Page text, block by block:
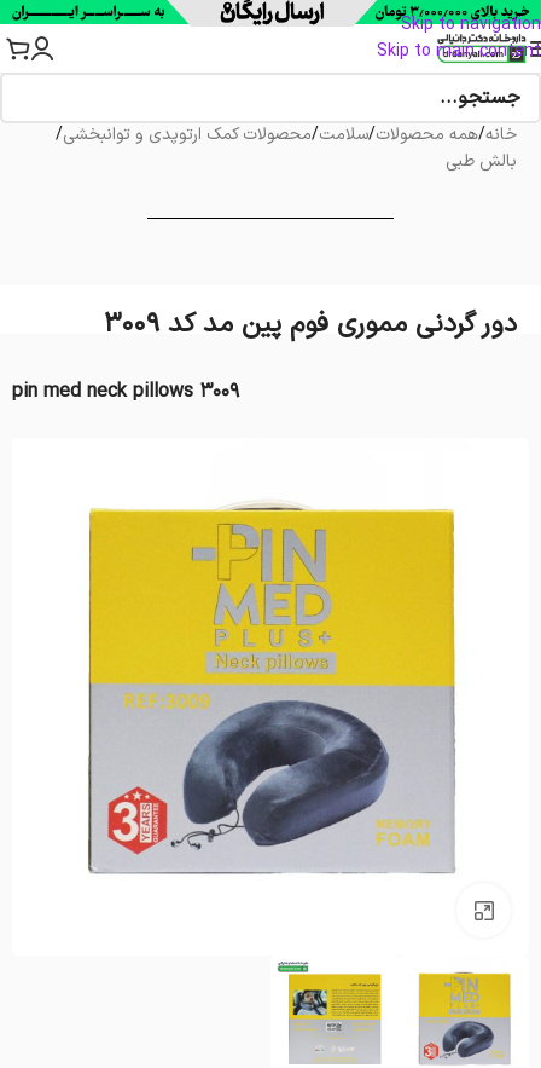
Skip to navigation
Skip to main content
خانه/همه محصولات/سلامت/محصولات کمک ارتوپدی و توانبخشی/
بالش طبی
دور گردنی مموری فوم پین مد کد 3009
pin med neck pillows 3009